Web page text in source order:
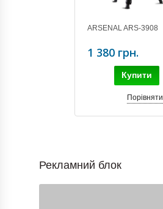
ARSENAL ARS-3908
1 380 грн.
Купити
Порівняти
Рекламний блок